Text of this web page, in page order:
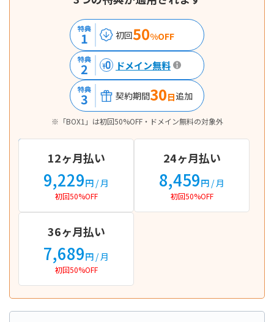
特典
1 初回50%OFF
特典
2 ドメイン無料
特典
3 契約期間30日追加
※「BOX1」は初回50%OFF・ドメイン無料の対象外
12ヶ月払い
9,229円 / 月
初回50%OFF
24ヶ月払い
8,459円 / 月
初回50%OFF
36ヶ月払い
7,689円 / 月
初回50%OFF